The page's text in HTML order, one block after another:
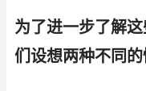
为了进一步了解
们设想两种不同的